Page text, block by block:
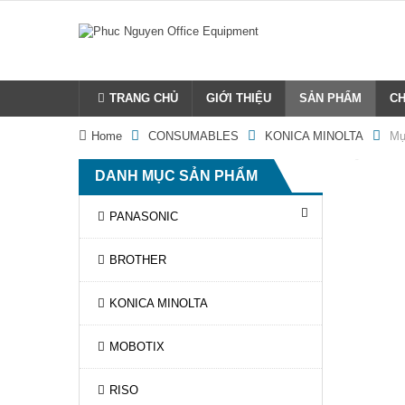
TRANG CHỦ GIỚI THIỆU SẢN PHẨM
Home CONSUMABLES KONICA MINOLTA
DANH MỤC SẢN PHẨM
PANASONIC
BROTHER
KONICA MINOLTA
MOBOTIX
RISO